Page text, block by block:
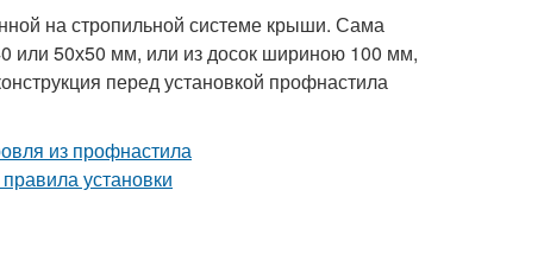
на стропильной системе крыши. Сама
или 50х50 мм, или из досок шириною 100 мм,
перед установкой профнастила